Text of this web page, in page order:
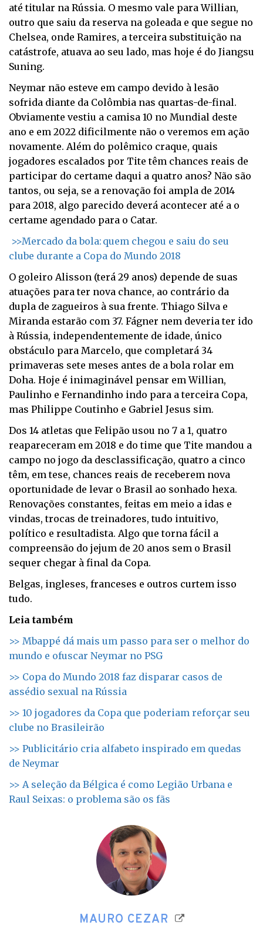
até titular na Rússia. O mesmo vale para Willian,
outro que saiu da reserva na goleada e que segue no
Chelsea, onde Ramires, a terceira substituição na
catástrofe, atuava ao seu lado, mas hoje é do Jiangsu
Suning.
Neymar não esteve em campo devido à lesão
sofrida diante da Colômbia nas quartas-de-final.
Obviamente vestiu a camisa 10 no Mundial deste
ano e em 2022 dificilmente não o veremos em ação
novamente. Além do polêmico craque, quais
jogadores escalados por Tite têm chances reais de
participar do certame daqui a quatro anos? Não são
tantos, ou seja, se a renovação foi ampla de 2014
para 2018, algo parecido deverá acontecer até a o
certame agendado para o Catar.
>>Mercado da bola: quem chegou e saiu do seu
clube durante a Copa do Mundo 2018
O goleiro Alisson (terá 29 anos) depende de suas
atuações para ter nova chance, ao contrário da
dupla de zagueiros à sua frente. Thiago Silva e
Miranda estarão com 37. Fágner nem deveria ter ido
à Rússia, independentemente de idade, único
obstáculo para Marcelo, que completará 34
primaveras sete meses antes de a bola rolar em
Doha. Hoje é inimaginável pensar em Willian,
Paulinho e Fernandinho indo para a terceira Copa,
mas Philippe Coutinho e Gabriel Jesus sim.
Dos 14 atletas que Felipão usou no 7 a 1, quatro
reapareceram em 2018 e do time que Tite mandou a
campo no jogo da desclassificação, quatro a cinco
têm, em tese, chances reais de receberem nova
oportunidade de levar o Brasil ao sonhado hexa.
Renovações constantes, feitas em meio a idas e
vindas, trocas de treinadores, tudo intuitivo,
político e resultadista. Algo que torna fácil a
compreensão do jejum de 20 anos sem o Brasil
sequer chegar à final da Copa.
Belgas, ingleses, franceses e outros curtem isso
tudo.
Leia também
>> Mbappé dá mais um passo para ser o melhor do
mundo e ofuscar Neymar no PSG
>> Copa do Mundo 2018 faz disparar casos de
assédio sexual na Rússia
>> 10 jogadores da Copa que poderiam reforçar seu
clube no Brasileirão
>> Publicitário cria alfabeto inspirado em quedas
de Neymar
>> A seleção da Bélgica é como Legião Urbana e
Raul Seixas: o problema são os fãs
MAURO CEZAR